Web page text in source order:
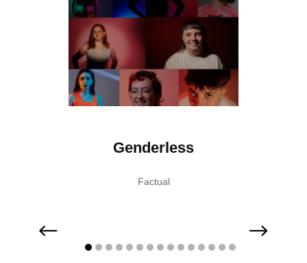
Genderless
Factual